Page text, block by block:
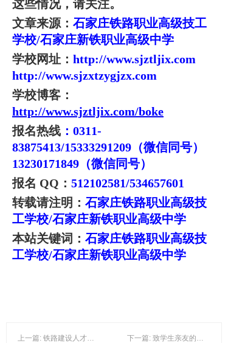
这些情况，请关注。
文章来源： 石家庄铁路职业高级技工
学校/石家庄新铁职业高级中学
学校网址： http://www.sjztljix.com
http://www.sjzxtzygjzx.com
学校博客：
http://www.sjztljix.com/boke
报名热线 ：0311-
83875413/15333291209（微信同号）
13230171849（微信同号）
报名 QQ： 512102581/534657601
转载请注明： 石家庄铁路职业高级技
工学校/石家庄新铁职业高级中学
本站关键词： 石家庄铁路职业高级技
工学校/石家庄新铁职业高级中学
上一篇: 铁路建设人才的摇篮